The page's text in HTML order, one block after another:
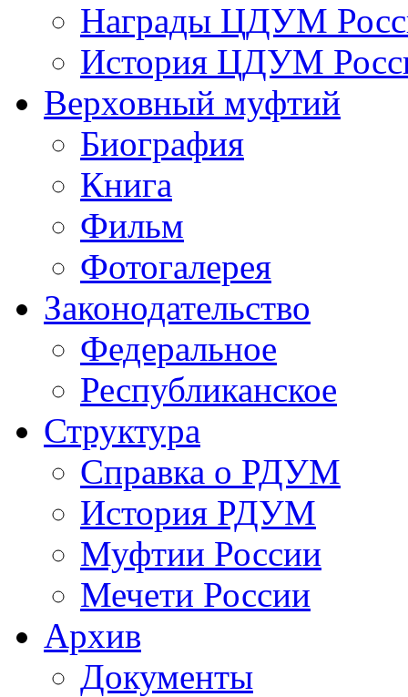
Награды ЦДУМ
История ЦДУМ
Верховный муфтий
Биография
Книга
Фильм
Фотогалерея
Законодательство
Федеральное
Республиканское
Структура
Справка о РДУМ
История РДУМ
Муфтии России
Мечети России
Архив
Документы